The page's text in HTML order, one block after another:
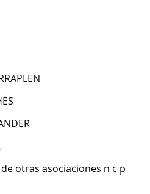
otras asociaciones n c p